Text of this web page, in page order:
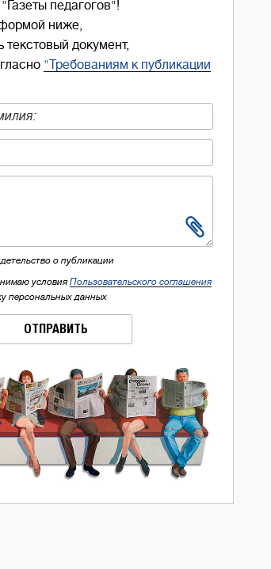
педагогов"!
ниже,
текстовый документ,
"Требованиям к публикации
о публикации
условия Пользовательского соглашения
персональных данных
ОТПРАВИТЬ